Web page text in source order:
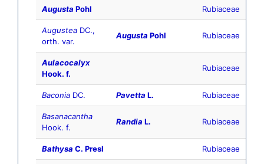
Augusta Pohl Rubiaceae
Augustea DC.,
orth. var.
Augusta Pohl Rubiaceae
Aulacocalyx
Hook. f.
Rubiaceae
Baconia DC. Pavetta L. Rubiaceae
Basanacantha
Hook. f.
Randia L. Rubiaceae
Bathysa C. Presl Rubiaceae